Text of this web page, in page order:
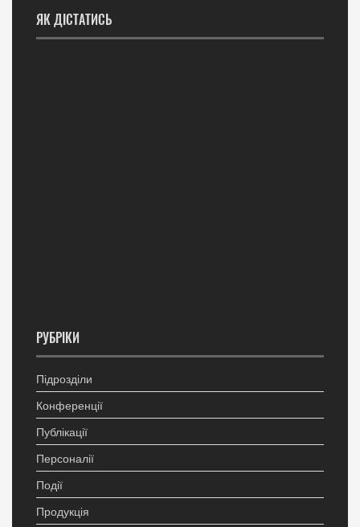
ЯК ДІСТАТИСЬ
РУБРІКИ
Підрозділи
Конференції
Публікації
Персоналії
Події
Продукція